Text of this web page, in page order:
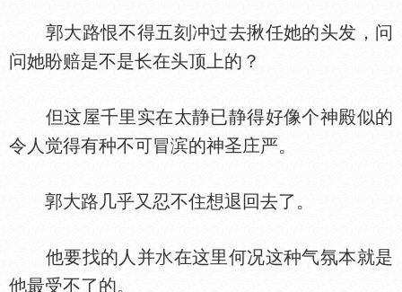
郭大路恨不得五刻冲过去揪任她的头发，问
问她盼赔是不是长在头顶上的？
但这屋千里实在太静已静得好像个神殿似的
令人觉得有种不可冒滨的神圣庄严。
郭大路几乎又忍不住想退回去了。
他要找的人并
在这里何况这种气氛本就是
他最受不了的。